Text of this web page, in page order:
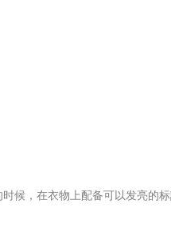
候，在衣物上配备可以发亮的